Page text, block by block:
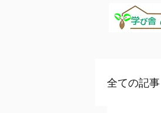
全ての記事